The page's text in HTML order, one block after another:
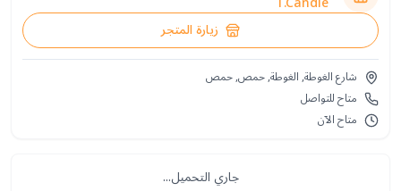
زيارة المتجر
شارع الغوطة, الغوطة, حمص, حمص
متاح للتواصل
متاح الآن
جاري التحميل...